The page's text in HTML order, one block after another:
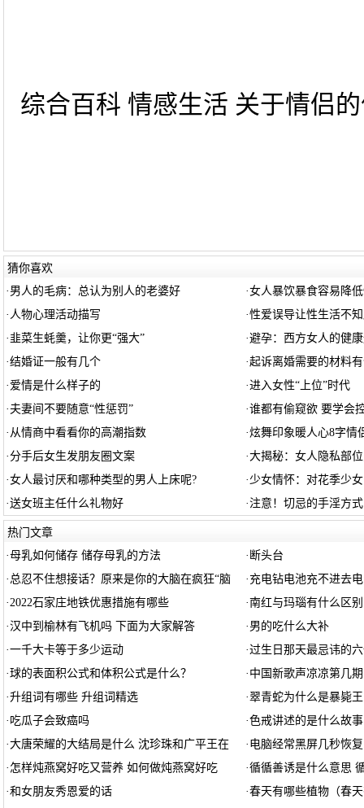
综合百科 情感生活 关于情侣
猜你喜欢
· 男人的毛病：总认为别人的老婆好 ·女人暴饮暴食容易降
· 人物心理活动描写 ·性爱误导让性生活不
· 韭菜生蚝羹，让你更“强大” ·避孕：西方女人的健
·结婚证一般有几个 ·起诉离婚需要的材料
· 爱情是什么样子的 ·进入女性“上位”时代
· 夫妻间不要随意“性惩罚” ·谁都有偷窥欲 要学会
· 从情商中看看你的高潮指数 ·炫舞印象暖人心8字情
·分手后女生发朋友圈文案 ·大揭秘：女人隐私部
·女人最讨厌和哪种类型的男人上床呢? · 少女情怀：对花季少
·送女班主任什么礼物好 · 注意！切忌的手淫方式
热门文章
·母乳如何储存 储存母乳的方法 · 断头台
· 总忍不住想接话？原来是你的大脑在疯狂“脑 · 充电钻电池充不进去
·2022石家庄地铁优惠措施有哪些 ·南红与玛瑙有什么区
·汉中到榆林有飞机吗 下面为大家解答 · 男的吃什么大补
·一千大卡等于多少运动 ·过生日那天最忌讳的
·球的表面积公式和体积公式是什么？ · 中国新歌声凉凉第几期
·升组词有哪些 升组词精选 ·翠青蛇为什么是暴毙
· 吃瓜子会致癌吗 ·色戒讲述的是什么故事
·大唐荣耀的大结局是什么 沈珍珠和广平王在 · 电脑经常黑屏几秒恢复
· 怎样炖燕窝好吃又营养 如何做炖燕窝好吃 ·循循善诱是什么意思
·和女朋友秀恩爱的话 ·春天有哪些植物（春